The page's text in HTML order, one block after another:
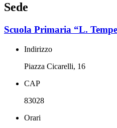
Sede
Scuola Primaria “L.
Indirizzo
Piazza Cicarelli, 16
CAP
83028
Orari